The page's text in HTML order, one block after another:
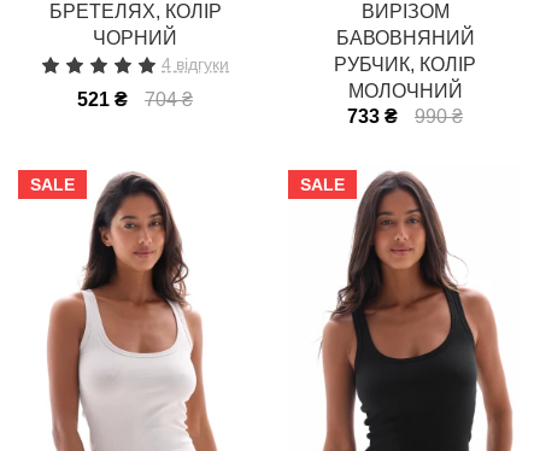
БРЕТЕЛЯХ, КОЛІР
ЧОРНИЙ
4 відгуки
521 ₴ 704 ₴
ВИРІЗОМ
БАВОВНЯНИЙ
РУБЧИК, КОЛІР
МОЛОЧНИЙ
733 ₴
990 ₴
SALE SALE